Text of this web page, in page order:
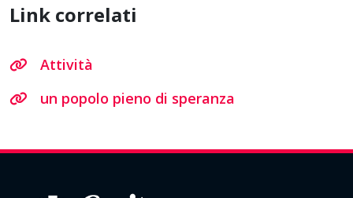
Link correlati
Attività
un popolo pieno di speranza